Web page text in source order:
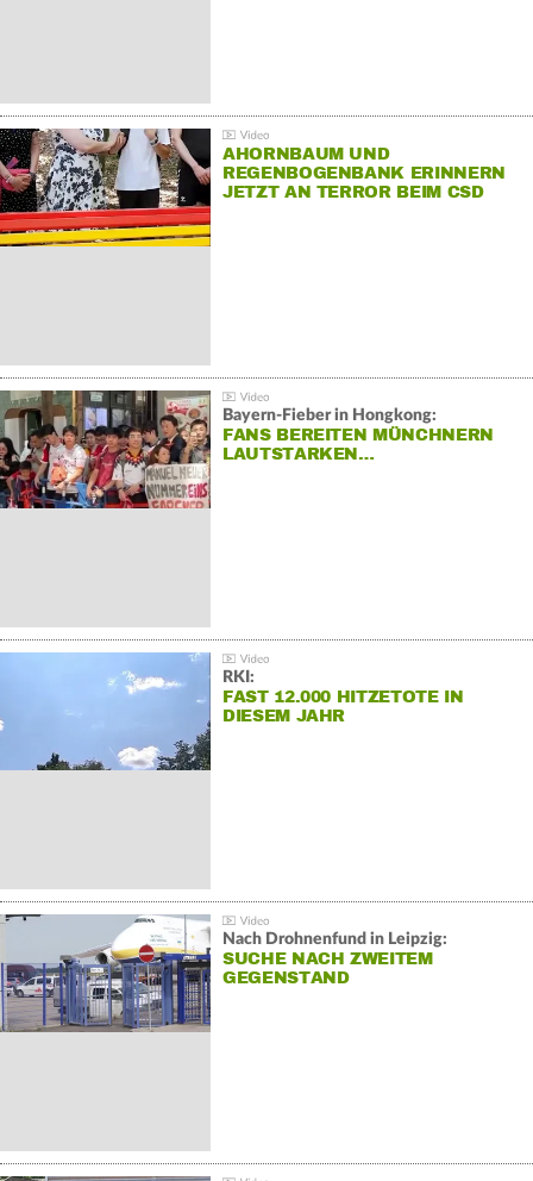
AHORNBAUM UND
REGENBOGENBANK ERINNERN
JETZT AN TERROR BEIM CSD
Bayern-Fieber in Hongkong:
FANS BEREITEN MÜNCHNERN
LAUTSTARKEN…
RKI:
FAST 12.000 HITZETOTE IN
DIESEM JAHR
Nach Drohnenfund in Leipzig:
SUCHE NACH ZWEITEM
GEGENSTAND